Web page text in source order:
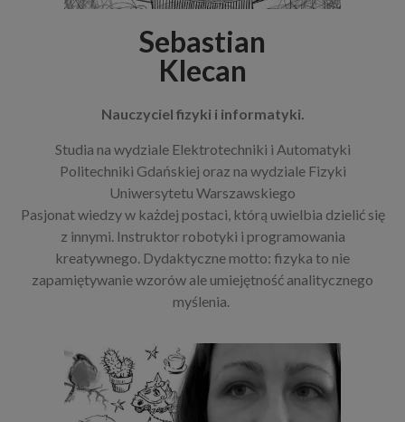
Sebastian
Klecan
Nauczyciel fizyki i informatyki.
Studia na wydziale Elektrotechniki i Automatyki
Politechniki Gdańskiej oraz na wydziale Fizyki
Uniwersytetu Warszawskiego
Pasjonat wiedzy w każdej postaci, którą uwielbia dzielić się
z innymi. Instruktor robotyki i programowania
kreatywnego. Dydaktyczne motto: fizyka to nie
zapamiętywanie wzorów ale umiejętność analitycznego
myślenia.